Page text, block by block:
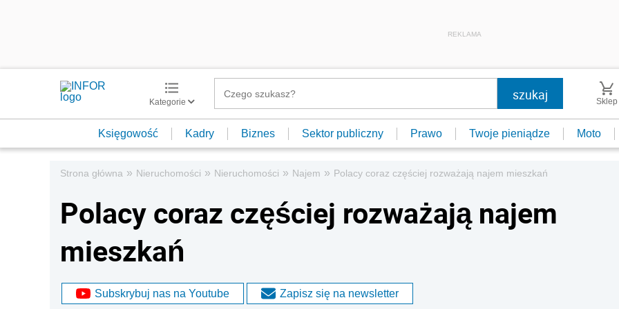
REKLAMA
Kategorie Sklep
Księgowość Kadry Biznes Sektor publiczny Prawo Twoje pieniądze Moto
Strona główna » Nieruchomości » Nieruchomości » Najem » Polacy coraz częściej rozważają najem mieszkań
Polacy coraz częściej rozważają najem
mieszkań
Subskrybuj nas na Youtube Zapisz się na newsletter